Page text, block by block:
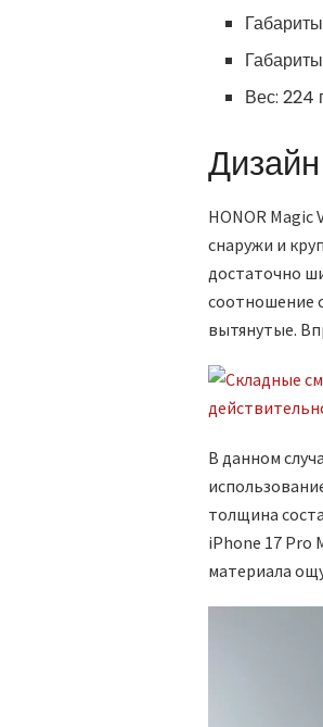
Вес: 224
HONOR
снаружи и
достаточно
соотношение
вытянутые.
В данном
толщина
iPhone 17 Pro
материала